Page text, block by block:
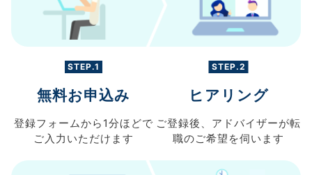
STEP.1
無料お申込み
登録フォームから 1分ほどで
ご入力 いただけます
STEP.2
ヒアリング
ご登録後、 アドバイザーが転
職のご希望を伺います